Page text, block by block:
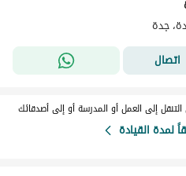
جدة
اتصال
إلى العمل أو المدرسة أو إلى أصدقائك
لمدة القيادة